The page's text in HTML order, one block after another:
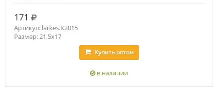
171 руб.
Артикул: larkes.К2015
Размер: 21,5х17
Купитьоптом
в наличии